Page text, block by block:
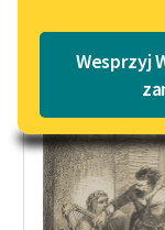
Lektury szkolne i
literatury do
uczennic i uczniów
Wesprzyj